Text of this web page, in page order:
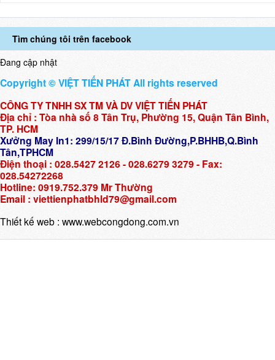
Tìm chúng tôi trên facebook
Đang cập nhật
Copyright © VIỆT TIẾN PHÁT All rights reserved
CÔNG TY TNHH SX TM VÀ DV VIỆT TIẾN PHÁT
Địa chỉ : Tòa nhà số 8 Tân Trụ, Phường 15, Quận Tân Bình,
TP. HCM
Xưởng May In1: 299/15/17 Đ.Bình Đường,P.BHHB,Q.Bình
Tân,TPHCM
Điện thoại : 028.5427 2126 - 028.6279 3279 - Fax:
028.54272268
Hotline: 0919.752.379 Mr Thường
Email : viettienphatbhld79@gmail.com
Thiết kế web : www.webcongdong.com.vn